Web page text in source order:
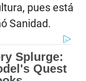
pues está
Sanidad.